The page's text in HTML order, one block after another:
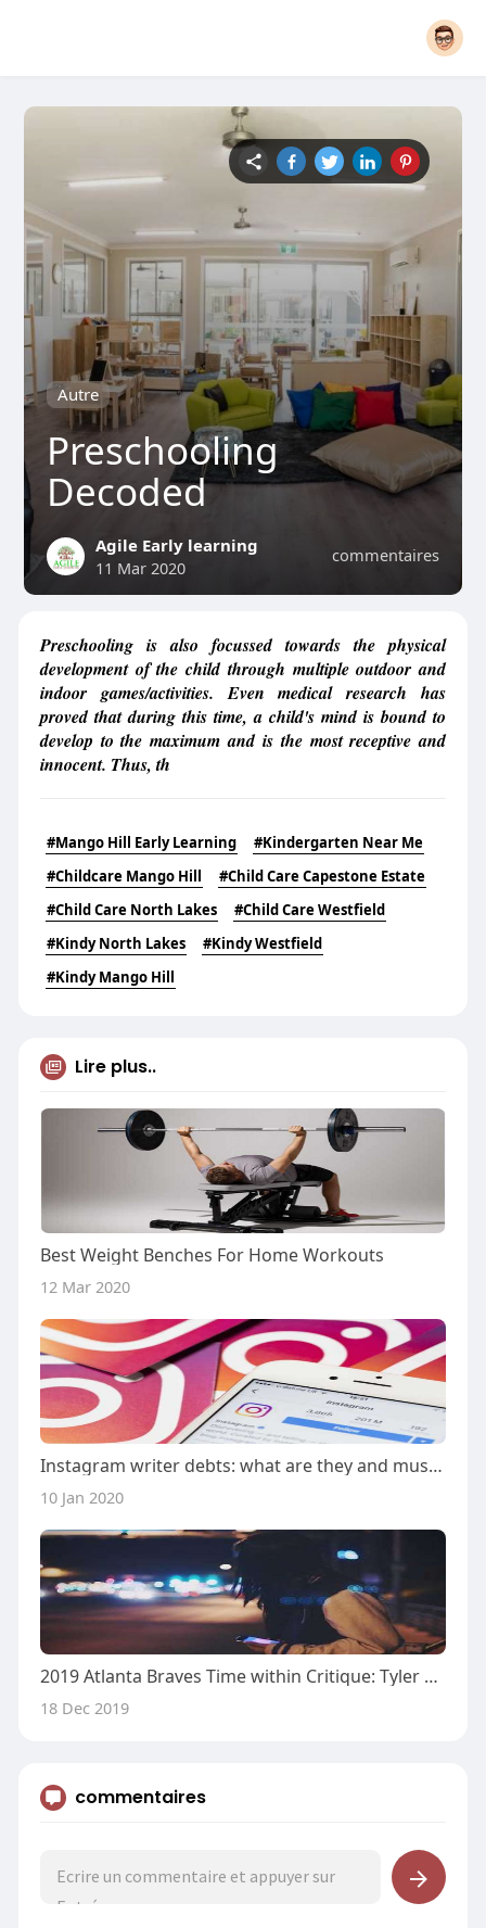
Autre
Preschooling
Decoded
commentaires
Agile Early learning
11 Mar 2020
Preschooling is also focussed towards the physical
development of the child through multiple outdoor and
indoor games/activities. Even medical research has
proved that during this time, a child's mind is bound to
develop to the maximum and is the most receptive and
innocent. Thus, th
#Mango Hill Early Learning
#Kindergarten Near Me
#Childcare Mango Hill
#Child Care Capestone Estate
#Child Care North Lakes
#Child Care Westfield
#Kindy North Lakes
#Kindy Westfield
#Kindy Mango Hill
Lire plus..
Best Weight Benches For Home Workouts
12 Mar 2020
Instagram writer debts: what are they and must you use them?
10 Jan 2020
2019 Atlanta Braves Time within Critique: Tyler Bouquets
18 Dec 2019
commentaires